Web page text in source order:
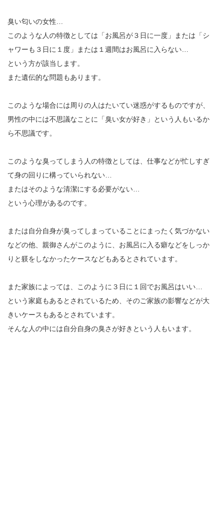
臭い匂いの女性…
このような人の特徴としては「お風呂が３日に一度」または「シ
ャワーも３日に１度」または１週間はお風呂に入らない…
という方が該当します。
また遺伝的な問題もあります。
このような場合には周りの人はたいてい迷惑がするものですが、
男性の中には不思議なことに「臭い女が好き」という人もいるか
ら不思議です。
このような臭ってしまう人の特徴としては、仕事などが忙しすぎ
て身の回りに構っていられない…
またはそのような清潔にする必要がない…
という心理があるのです。
または自分自身が臭ってしまっていることにまったく気づかない
などの他、親御さんがこのように、お風呂に入る癖などをしっか
りと躾をしなかったケースなどもあるとされています。
また家族によっては、このように３日に１回でお風呂はいい…
という家庭もあるとされているため、そのご家族の影響などが大
きいケースもあるとされています。
そんな人の中には自分自身の臭さが好きという人もいます。